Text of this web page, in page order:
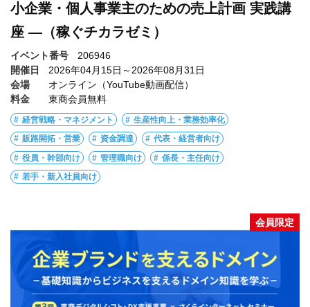
小企業・個人事業主のための売上計画 実践講
座 ―（稼ぐチカラゼミ）
イベント番号
206946
開催日
2026年04月15日～2026年08月31日
会場
オンライン（YouTube動画配信）
料金
東商会員無料
経営戦略・マネジメント 生産性向上・業務効率化
販路開拓・営業 資金調達 代表・経営者向け
役員・幹部向け 管理職向け 係長・主任向け
若手・新入社員向け
会員限定